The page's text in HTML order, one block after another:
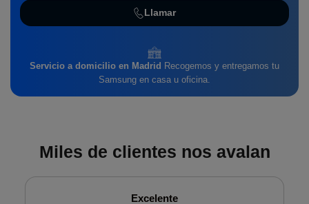
Llamar
Servicio a domicilio en Madrid Recogemos y entregamos tu
Samsung en casa u oficina.
Miles de clientes nos avalan
Excelente